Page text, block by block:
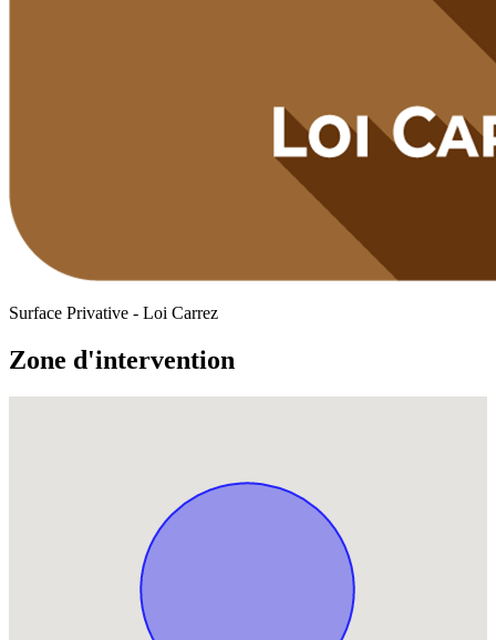
Surface Privative - Loi Carrez
Zone d'intervention